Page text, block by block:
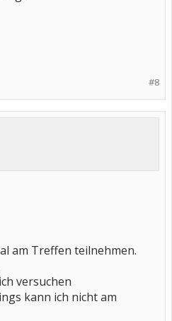
#8
am Treffen teilnehmen.
versuchen
kann ich nicht am